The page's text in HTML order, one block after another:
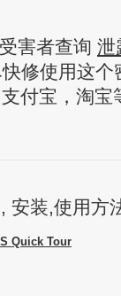
害者查询 泄
修使用这
付宝，淘宝
安装,使用方
Quick Tour